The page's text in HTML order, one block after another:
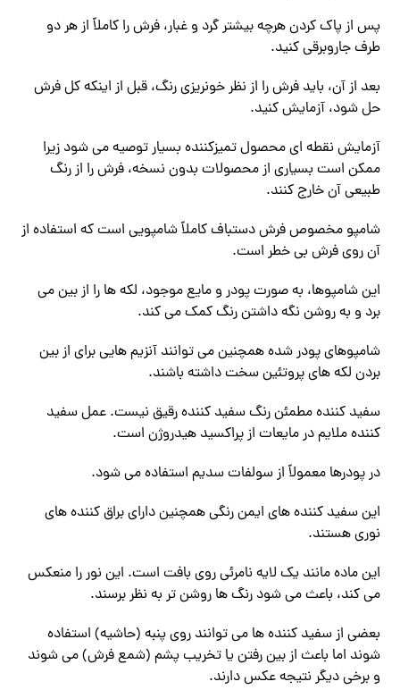
پس از پاک کردن هرچه بیشتر گرد و غبار، فرش را کاملاً از هر دو
طرف جاروبرقی کنید.
بعد از آن، باید فرش را از نظر خونریزی رنگ، قبل از اینکه کل فرش
حل شود، آزمایش کنید.
آزمایش نقطه ای محصول تمیزکننده بسیار توصیه می شود زیرا
ممکن است بسیاری از محصولات بدون نسخه، فرش را از رنگ
طبیعی آن خارج کنند.
شامپو مخصوص فرش دستباف کاملاً شامپویی است که استفاده از
آن روی فرش بی خطر است.
این شامپوها، به صورت پودر و مایع موجود، لکه ها را از بین می
برد و به روشن نگه داشتن رنگ کمک می کند.
شامپوهای پودر شده همچنین می توانند آنزیم هایی برای از بین
بردن لکه های پروتئین سخت داشته باشند.
سفید کننده مطمئن رنگ سفید کننده رقیق نیست. عمل سفید
کننده ملایم در مایعات از پراکسید هیدروژن است.
در پودرها معمولاً از سولفات سدیم استفاده می شود.
این سفید کننده های ایمن رنگی همچنین دارای براق کننده های
نوری هستند.
این ماده مانند یک لایه نامرئی روی بافت است. این نور را منعکس
می کند، باعث می شود رنگ ها روشن تر به نظر برسند.
بعضی از سفید کننده ها می توانند روی پنبه (حاشیه) استفاده
شوند اما باعث از بین رفتن یا تخریب پشم (شمع فرش) می شوند
و برخی دیگر نتیجه عکس دارند.